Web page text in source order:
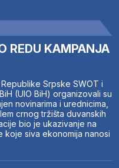
REDU KAMPANJA
Srpske SWOT i
(UIO BiH) organizovali su
novinarima i urednicima,
crnog tržišta duvanskih
bio je ukazivanje na
siva ekonomija nanosi